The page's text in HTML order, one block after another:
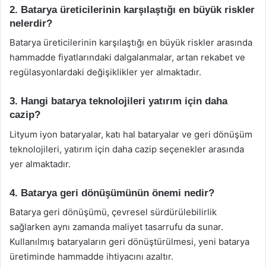
2. Batarya üreticilerinin karşılaştığı en büyük riskler
nelerdir?
Batarya üreticilerinin karşılaştığı en büyük riskler arasında
hammadde fiyatlarındaki dalgalanmalar, artan rekabet ve
regülasyonlardaki değişiklikler yer almaktadır.
3. Hangi batarya teknolojileri yatırım için daha
cazip?
Lityum iyon bataryalar, katı hal bataryalar ve geri dönüşüm
teknolojileri, yatırım için daha cazip seçenekler arasında
yer almaktadır.
4. Batarya geri dönüşümünün önemi nedir?
Batarya geri dönüşümü, çevresel sürdürülebilirlik
sağlarken aynı zamanda maliyet tasarrufu da sunar.
Kullanılmış bataryaların geri dönüştürülmesi, yeni batarya
üretiminde hammadde ihtiyacını azaltır.